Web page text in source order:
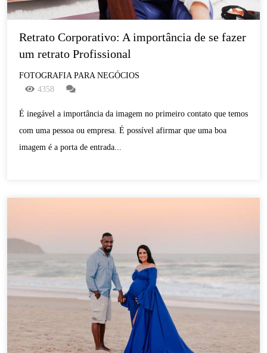
Retrato Corporativo: A importância de se fazer
um retrato Profissional
FOTOGRAFIA PARA NEGÓCIOS
4358
É inegável a importância da imagem no primeiro contato que temos
com uma pessoa ou empresa. É possível afirmar que uma boa
imagem é a porta de entrada...